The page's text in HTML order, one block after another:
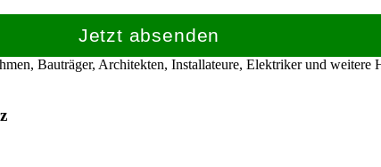
Jetzt absenden
Bauträger, Architekten, Installateure, Elektriker und